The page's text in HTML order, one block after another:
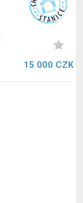
15 000 CZK